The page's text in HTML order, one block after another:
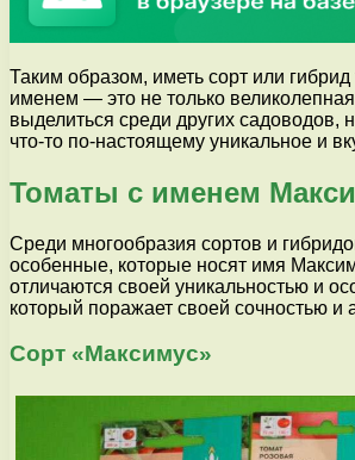
Таким образом, иметь сорт или
именем — это не только
выделиться среди других садоводов,
что-то по-настоящему уникальное и
Томаты с именем
Среди многообразия сортов и
особенные, которые носят имя
отличаются своей уникальностью и
который поражает своей сочностью и
Сорт «Максимус»